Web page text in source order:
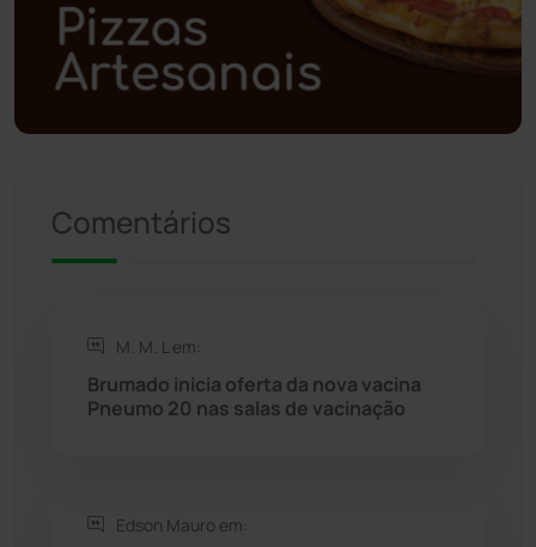
Polícia Civil (57)
Polícia Militar (27)
Política (03)
Riacho de Santana
Rio de Contas
Rio do Antônio
Saúde
Comentários
M. M. L em:
Brumado inicia oferta da nova vacina
Pneumo 20 nas salas de vacinação
Edson Mauro em: